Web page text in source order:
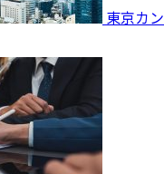
東京カン